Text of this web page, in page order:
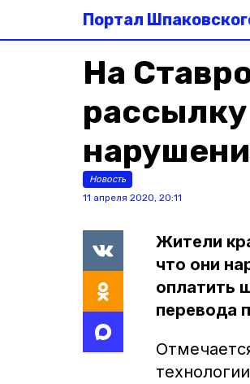
Портал
На
Новость
11 апреля 2020, 20:11
Жители
что они
оплатить
перевода